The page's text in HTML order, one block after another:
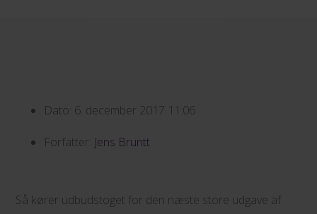
Dato: 6. december 2017 11:06
Forfatter: Jens Bruntt
Så kører udbudstoget for den næste store udgave af